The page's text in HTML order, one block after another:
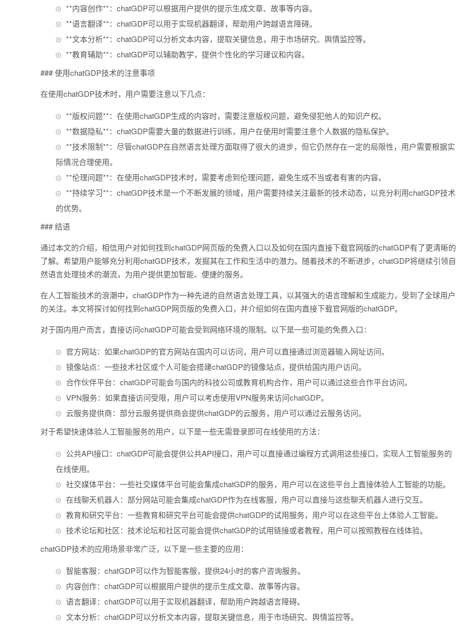
**内容创作**：chatGDP可以根据用户提供的提示生成文章、故事等内容。
**语言翻译**：chatGDP可以用于实现机器翻译，帮助用户跨越语言障碍。
**文本分析**：chatGDP可以分析文本内容，提取关键信息，用于市场研究、舆情监控等。
**教育辅助**：chatGDP可以辅助教学，提供个性化的学习建议和内容。
### 使用chatGDP技术的注意事项
在使用chatGDP技术时，用户需要注意以下几点：
**版权问题**：在使用chatGDP生成的内容时，需要注意版权问题，避免侵犯他人的知识产权。
**数据隐私**：chatGDP需要大量的数据进行训练，用户在使用时需要注意个人数据的隐私保护。
**技术限制**：尽管chatGDP在自然语言处理方面取得了很大的进步，但它仍然存在一定的局限性，用户需要根据实
际情况合理使用。
**伦理问题**：在使用chatGDP技术时，需要考虑到伦理问题，避免生成不当或者有害的内容。
**持续学习**：chatGDP技术是一个不断发展的领域，用户需要持续关注最新的技术动态，以充分利用chatGDP技术
的优势。
### 结语
通过本文的介绍，相信用户对如何找到chatGDP网页版的免费入口以及如何在国内直接下载官网版的chatGDP有了更清晰的
了解。希望用户能够充分利用chatGDP技术，发掘其在工作和生活中的潜力。随着技术的不断进步，chatGDP将继续引领自
然语言处理技术的潮流，为用户提供更加智能、便捷的服务。
在人工智能技术的浪潮中，chatGDP作为一种先进的自然语言处理工具，以其强大的语言理解和生成能力，受到了全球用户
的关注。本文将探讨如何找到chatGDP网页版的免费入口，并介绍如何在国内直接下载官网版的chatGDP。
对于国内用户而言，直接访问chatGDP可能会受到网络环境的限制。以下是一些可能的免费入口：
官方网站：如果chatGDP的官方网站在国内可以访问，用户可以直接通过浏览器输入网址访问。
镜像站点：一些技术社区或个人可能会搭建chatGDP的镜像站点，提供给国内用户访问。
合作伙伴平台：chatGDP可能会与国内的科技公司或教育机构合作，用户可以通过这些合作平台访问。
VPN服务：如果直接访问受限，用户可以考虑使用VPN服务来访问chatGDP。
云服务提供商：部分云服务提供商会提供chatGDP的云服务，用户可以通过云服务访问。
对于希望快速体验人工智能服务的用户，以下是一些无需登录即可在线使用的方法：
公共API接口：chatGDP可能会提供公共API接口，用户可以直接通过编程方式调用这些接口，实现人工智能服务的
在线使用。
社交媒体平台：一些社交媒体平台可能会集成chatGDP的服务，用户可以在这些平台上直接体验人工智能的功能。
在线聊天机器人：部分网站可能会集成chatGDP作为在线客服，用户可以直接与这些聊天机器人进行交互。
教育和研究平台：一些教育和研究平台可能会提供chatGDP的试用服务，用户可以在这些平台上体验人工智能。
技术论坛和社区：技术论坛和社区可能会提供chatGDP的试用链接或者教程，用户可以按照教程在线体验。
chatGDP技术的应用场景非常广泛，以下是一些主要的应用：
智能客服：chatGDP可以作为智能客服，提供24小时的客户咨询服务。
内容创作：chatGDP可以根据用户提供的提示生成文章、故事等内容。
语言翻译：chatGDP可以用于实现机器翻译，帮助用户跨越语言障碍。
文本分析：chatGDP可以分析文本内容，提取关键信息，用于市场研究、舆情监控等。